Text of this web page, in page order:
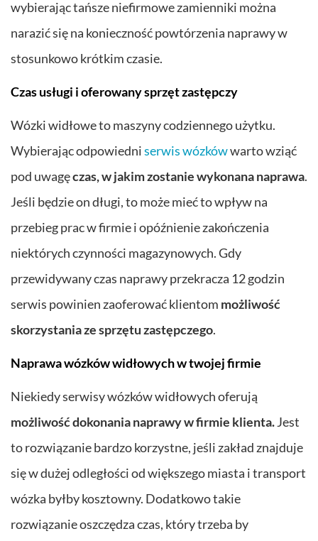
wybierając tańsze niefirmowe zamienniki można
narazić się na konieczność powtórzenia naprawy w
stosunkowo krótkim czasie.
Czas usługi i oferowany sprzęt zastępczy
Wózki widłowe to maszyny codziennego użytku.
Wybierając odpowiedniserwis wózkówwarto wziąć
pod uwagęczas, w jakim zostanie wykonana naprawa.
Jeśli będzie on długi, to może mieć to wpływ na
przebieg prac w firmie i opóźnienie zakończenia
niektórych czynności magazynowych. Gdy
przewidywany czas naprawy przekracza 12 godzin
serwis powinien zaoferować klientom możliwość
skorzystania ze sprzętu zastępczego.
Naprawa wózków widłowych w twojej firmie
Niekiedy serwisy wózków widłowych oferują
możliwość dokonania naprawy w firmie klienta.Jest
to rozwiązanie bardzo korzystne, jeśli zakład znajduje
się w dużej odległości od większego miasta i transport
wózka byłby kosztowny. Dodatkowo takie
rozwiązanie oszczędza czas, który trzeba by